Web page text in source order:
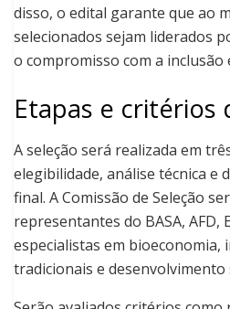
disso, o edital garante que ao
selecionados sejam liderados
o compromisso com a inclusão
Etapas e critérios
A seleção será realizada em
elegibilidade, análise técnica e
final. A Comissão de Seleção
representantes do BASA, AFD,
especialistas em bioeconomia,
tradicionais e desenvolvimento